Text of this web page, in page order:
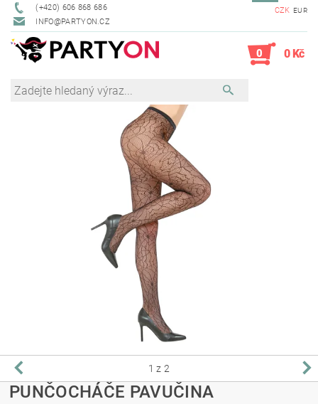
(+420) 606 868 686
INFO@PARTYON.CZ
CZK EUR
0 0 Kč
1 z 2
PUNČOCHÁČE PAVUČINA